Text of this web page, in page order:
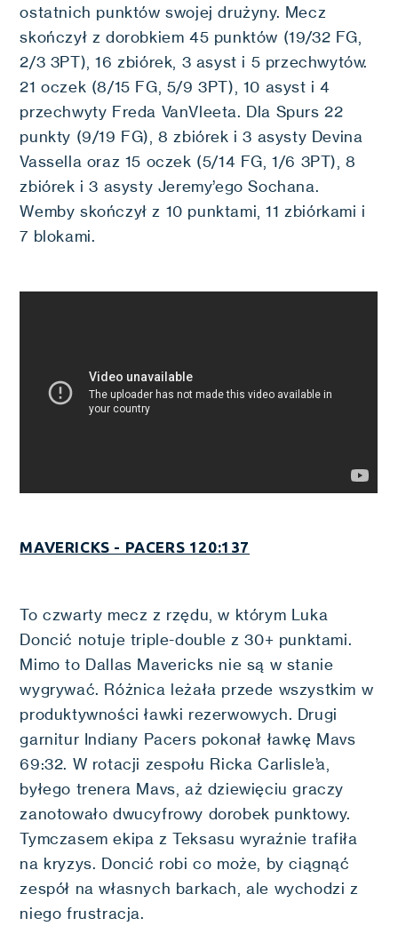
ostatnich punktów swojej drużyny. Mecz
skończył z dorobkiem 45 punktów (19/32 FG,
2/3 3PT), 16 zbiórek, 3 asyst i 5 przechwytów.
21 oczek (8/15 FG, 5/9 3PT), 10 asyst i 4
przechwyty Freda VanVleeta. Dla Spurs 22
punkty (9/19 FG), 8 zbiórek i 3 asysty Devina
Vassella oraz 15 oczek (5/14 FG, 1/6 3PT), 8
zbiórek i 3 asysty Jeremy’ego Sochana.
Wemby skończył z 10 punktami, 11 zbiórkami i
7 blokami.
MAVERICKS - PACERS 120:137
To czwarty mecz z rzędu, w którym Luka
Doncić notuje triple-double z 30+ punktami.
Mimo to Dallas Mavericks nie są w stanie
wygrywać. Różnica leżała przede wszystkim w
produktywności ławki rezerwowych. Drugi
garnitur Indiany Pacers pokonał ławkę Mavs
69:32. W rotacji zespołu Ricka Carlisle’a,
byłego trenera Mavs, aż dziewięciu graczy
zanotowało dwucyfrowy dorobek punktowy.
Tymczasem ekipa z Teksasu wyraźnie trafiła
na kryzys. Doncić robi co może, by ciągnąć
zespół na własnych barkach, ale wychodzi z
niego frustracja.